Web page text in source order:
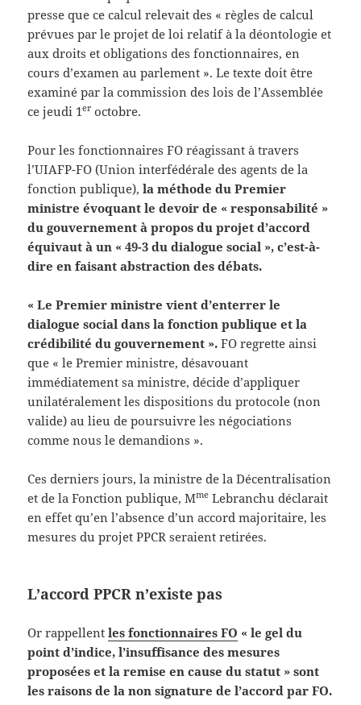
presse que ce calcul relevait des « règles de calcul
prévues par le projet de loi relatif à la déontologie et
aux droits et obligations des fonctionnaires, en
cours d’examen au parlement ». Le texte doit être
examiné par la commission des lois de l’Assemblée
ce jeudi 1er octobre.
Pour les fonctionnaires FO réagissant à travers
l’UIAFP-FO (Union interfédérale des agents de la
fonction publique),la méthode du Premier
ministre évoquant le devoir de « responsabilité »
du gouvernement à propos du projet d’accord
équivaut à un « 49-3 du dialogue social », c’est-à-
dire en faisant abstraction des débats.
« Le Premier ministre vient d’enterrer le
dialogue social dans la fonction publique et la
crédibilité du gouvernement ». FO regrette ainsi
que « le Premier ministre, désavouant
immédiatement sa ministre, décide d’appliquer
unilatéralement les dispositions du protocole (non
valide) au lieu de poursuivre les négociations
comme nous le demandions ».
Ces derniers jours, la ministre de la Décentralisation
et de la Fonction publique, Mme Lebranchu déclarait
en effet qu’en l’absence d’un accord majoritaire, les
mesures du projet PPCR seraient retirées.
L’accord PPCR n’existe pas
Or rappellentles fonctionnaires FO « le gel du
point d’indice, l’insuffisance des mesures
proposées et la remise en cause du statut » sont
les raisons de la non signature de l’accord par FO.